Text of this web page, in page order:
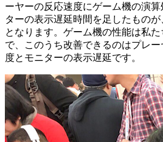
ーヤーの反応速度にゲーム機の演
ターの表示遅延時間を足したもの
となります。ゲーム機の性能は私
で、このうち改善できるのはプレ
度とモニターの表示遅延です。